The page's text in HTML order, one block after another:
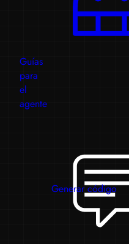
Guías
para
el
agente
Generar código